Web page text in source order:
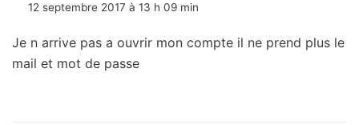
12 septembre 2017 à 13 h 09 min
Je n arrive pas a ouvrir mon compte il ne prend plus le
mail et mot de passe